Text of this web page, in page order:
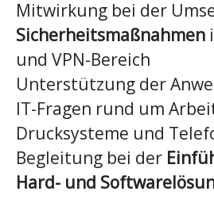
Mitwirkung bei der
Sicherheitsmaßnahmen
und VPN-Bereich
Unterstützung der
IT-Fragen rund um
Drucksysteme und
Begleitung bei der
Hard- und